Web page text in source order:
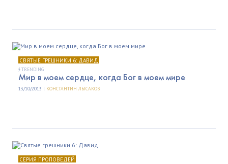
СВЯТЫЕ ГРЕШНИКИ 6: ДАВИД
TRENDING
Мир в моем сердце, когда Бог в моем мире
13/10/2013 | КОНСТАНТИН ЛЫСАКОВ
СЕРИЯ ПРОПОВЕДЕЙ